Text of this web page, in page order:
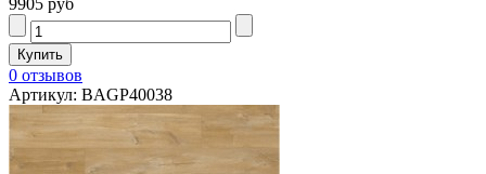
0 отзывов
Артикул: BAGP40038